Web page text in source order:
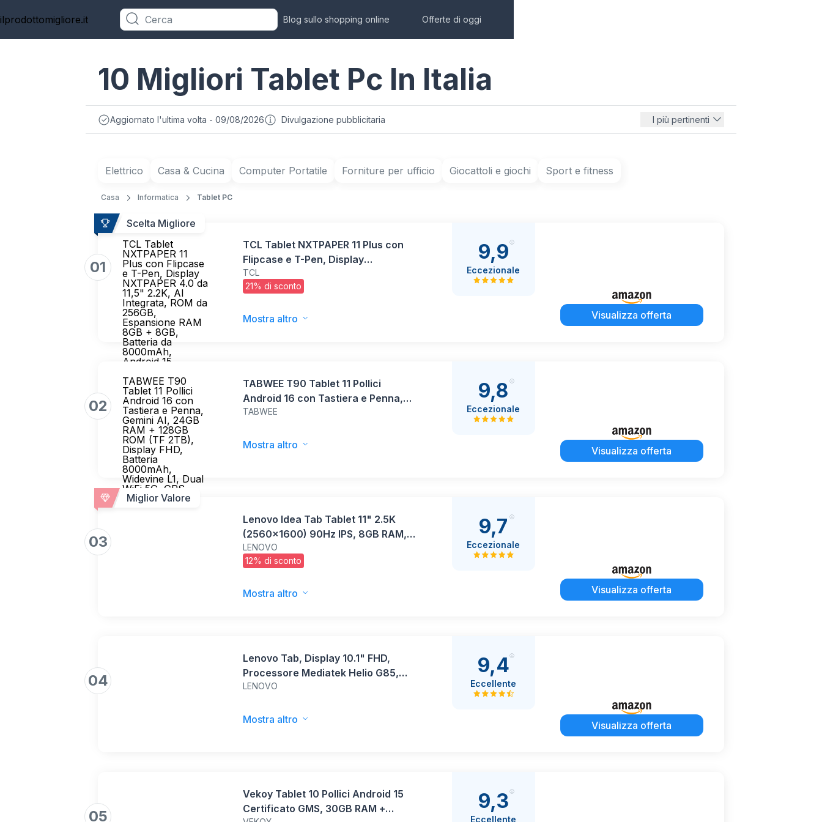
ilprodottomigliore.it Blog sullo shopping online Offerte di oggi
10 Migliori Tablet Pc In Italia
Aggiornato l'ultima volta - 09/08/2026 Divulgazione pubblicitaria I più pertinenti
Elettrico Casa & Cucina Computer Portatile Forniture per ufficio Giocattoli e giochi Sport e fitness
Casa Informatica Tablet PC
Scelta Migliore
01
TCL Tablet
NXTPAPER 11
Plus con Flipcase
e T-Pen, Display
NXTPAPER 4.0 da
11,5" 2.2K, AI
Integrata, ROM da
256GB,
Espansione RAM
8GB + 8GB,
Batteria da
8000mAh,
Android 15
TCL
21% di sconto
TCL Tablet NXTPAPER 11 Plus con
Flipcase e T-Pen, Display
NXTPAPER 4.0 da 11,5" 2.2K, AI
Integrata, ROM da 256GB,
Batteria da 8000mAh, Android 15
Mostra altro
9,9
Eccezionale
Visualizza offerta
02
TABWEE T90
Tablet 11 Pollici
Android 16 con
Tastiera e Penna,
Gemini AI, 24GB
RAM + 128GB
ROM (TF 2TB),
Display FHD,
Batteria
8000mAh,
Widevine L1, Dual
WiFi 5G, GPS,
Face ID - Grigio
TABWEE
TABWEE T90 Tablet 11 Pollici
Android 16 con Tastiera e Penna,
Gemini AI, 24GB RAM + 128GB ROM
8000mAh, Widevine L1, Dual WiFi
Mostra altro
9,8
Eccezionale
Visualizza offerta
Miglior Valore
03
LENOVO
12% di sconto
Lenovo Idea Tab Tablet 11" 2.5K
(2560x1600) 90Hz IPS, 8GB RAM,
128GB, WiFi, Lenovo Tab Pen
Inclusa, MediaTek Dimensity 6300,
Appunti e Intrattenimento
Mostra altro
9,7
Eccezionale
Visualizza offerta
04 LENOVO
Lenovo Tab, Display 10.1" FHD,
Processore Mediatek Helio G85,
RAM 4GB, Memoria 128GB, WiFi 6,
incluso - Polar Blue
Mostra altro
9,4
Eccellente
Visualizza offerta
05
Vekoy Tablet 10 Pollici Android 15
Certificato GMS, 30GB RAM +
9,3
Eccellente